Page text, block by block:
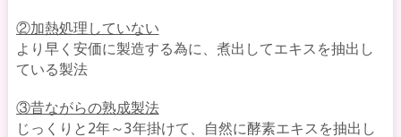
②加熱処理していない
より早く安価に製造する為に、煮出してエキスを抽出し
ている製法
③昔ながらの熟成製法
じっくりと2年～3年掛けて、自然に酵素エキスを抽出し